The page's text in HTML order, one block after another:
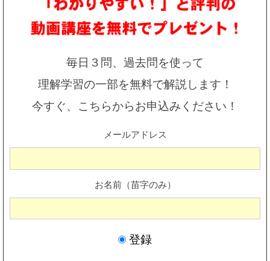
毎日３問、過去問を使って
理解学習の一部を無料で解説します！
今すぐ、こちらからお申込みください！
メールアドレス
お名前（苗字のみ）
登録